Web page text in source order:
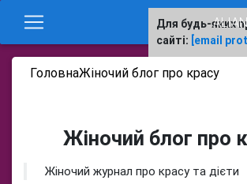
ГоловнаЖіночий блог про красу
Жіночий блог про
Жіночий журнал про красу та дієти
Для будь-яких
сайті: [email